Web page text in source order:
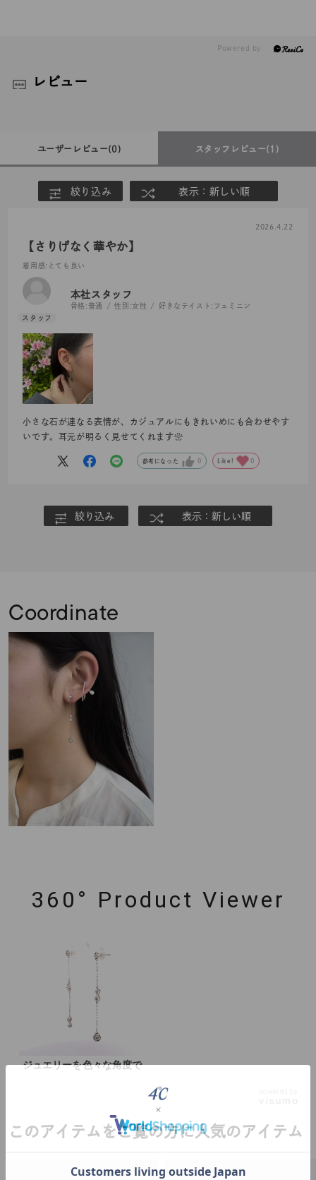
レビュー
ユーザーレビュー(0) スタッフレビュー(1)
絞り込み 表示：新しい順
2026.4.22
【さりげなく華やか】
着用感:とても良い
本社スタッフ
骨格: 普通 性別:女性 好きなテイスト: フェミニン
小さな石が連なる表情が、カジュアルにもきれいめにも合わせやす
いです。耳元が明るく見せてくれます❀
参考になった Like!
絞り込み 表示：新しい順
Coordinate
360° Product Viewer
ジュエリーを色々な角度で
このアイテムをご覧の方に人気のアイテム